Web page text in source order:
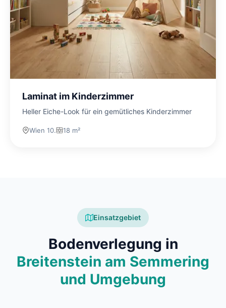
Laminat im Kinderzimmer
Heller Eiche-Look für ein gemütliches Kinderzimmer
Wien 10. 18 m²
Einsatzgebiet
Bodenverlegung in
Breitenstein am Semmering
und Umgebung